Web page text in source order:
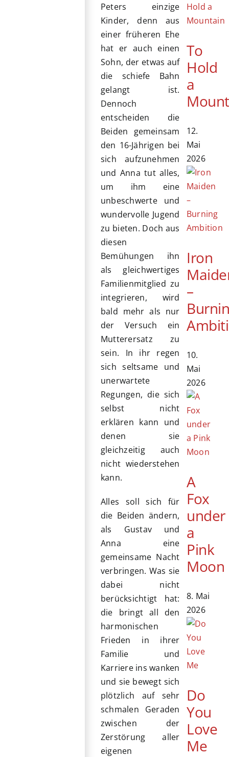
Peters einzige
Kinder, denn aus
einer früheren Ehe
hat er auch einen
Sohn, der etwas auf
die schiefe Bahn
gelangt ist.
Dennoch
entscheiden die
Beiden gemeinsam
den 16-Jährigen bei
sich aufzunehmen
und Anna tut alles,
um ihm eine
unbeschwerte und
wundervolle Jugend
zu bieten. Doch aus
diesen
Bemühungen ihn
als gleichwertiges
Familienmitglied zu
integrieren, wird
bald mehr als nur
der Versuch ein
Mutterersatz zu
sein. In ihr regen
sich seltsame und
unerwartete
Regungen, die sich
selbst nicht
erklären kann und
denen sie
gleichzeitig auch
nicht wiederstehen
kann.
Alles soll sich für
die Beiden ändern,
als Gustav und
Anna eine
gemeinsame Nacht
verbringen. Was sie
dabei nicht
berücksichtigt hat:
die bringt all den
harmonischen
Frieden in ihrer
Familie und
Karriere ins wanken
und sie bewegt sich
plötzlich auf sehr
schmalen Geraden
zwischen der
Zerstörung aller
eigenen
To
Hold
a
12.
Mai
2026
Iron
–
10.
Mai
2026
A
Fox
under
a
Pink
Moon
8. Mai
2026
Do
You
Love
Me